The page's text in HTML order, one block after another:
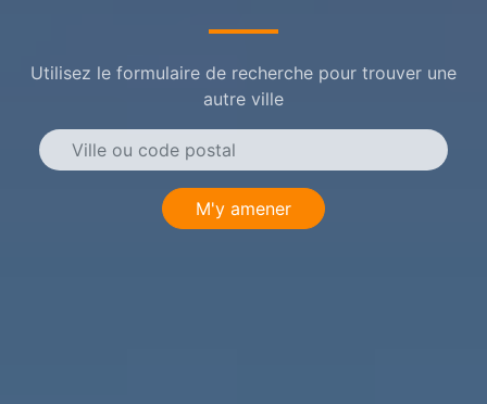
Utilisez le formulaire de recherche pour trouver une
autre ville
M'y amener